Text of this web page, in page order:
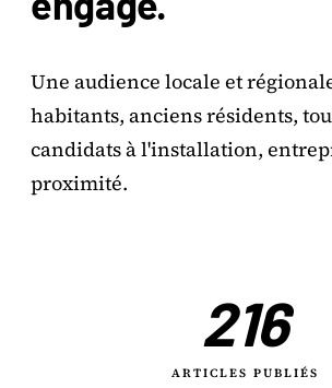
Une audience locale et
habitants, anciens résidents,
candidats à l'installation,
proximité.
216
ARTICLES PUBLIÉS